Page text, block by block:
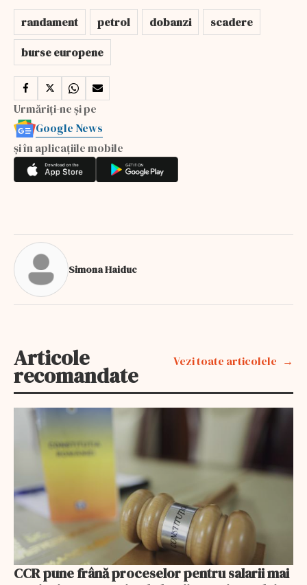
randament petrol dobanzi
scadere
burse europene
Urmăriți-ne și pe
Google News
și în aplicațiile mobile
Simona Haiduc
Articole
recomandate
Vezi toate articolele
CCR pune frână proceselor pentru salarii mai